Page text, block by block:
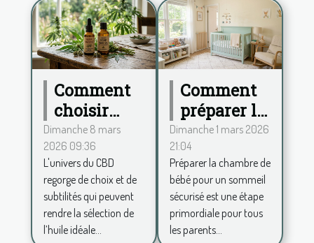
Comment
choisir
entre
spectre
complet et
large pour
votre huile
de CBD ?
Dimanche 8 mars
2026 09:36
L'univers du CBD
regorge de choix et de
subtilités qui peuvent
rendre la sélection de
l’huile idéale...
Comment
préparer la
chambre
de bébé
pour un
sommeil
sécurisé ?
Dimanche 1 mars 2026
21:04
Préparer la chambre de
bébé pour un sommeil
sécurisé est une étape
primordiale pour tous
les parents...